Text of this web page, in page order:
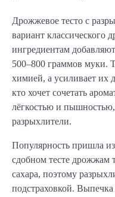
Дрожжевое тесто с
вариант классического
ингредиентам
500–800 граммов муки.
химией, а усиливает их
кто хочет сочетать
лёгкостью и
разрыхлители.
Популярность пришла
сдобном тесте дрожжам
сахара, поэтому
подстраховкой.